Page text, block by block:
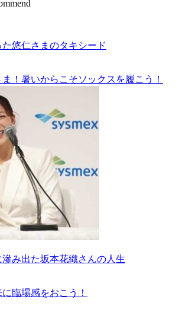
悠仁さまのタキシード
！暑いからこそソックスを履こう！
み出た坂本花織さんの人生
臨場感をおこう！